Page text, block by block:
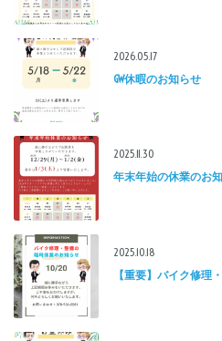
2026.05.17
GW休暇のお知らせ
2025.11.30
年末年始の休業のお
2025.10.18
【重要】バイク修理